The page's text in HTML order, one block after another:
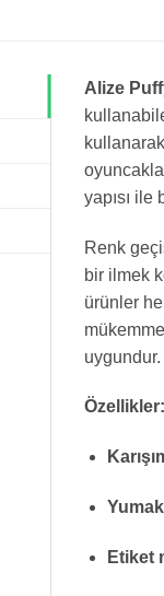
Alize
yapısı
Renk
bir ilmek
ürünler
uygundur.
Özellikler:
Etiket